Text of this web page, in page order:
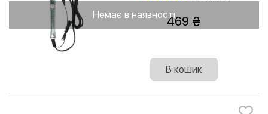
Немає в наявності469
В кошик